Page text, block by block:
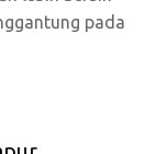
pada